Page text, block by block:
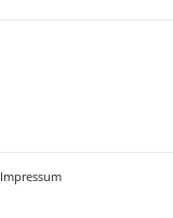
Impressum